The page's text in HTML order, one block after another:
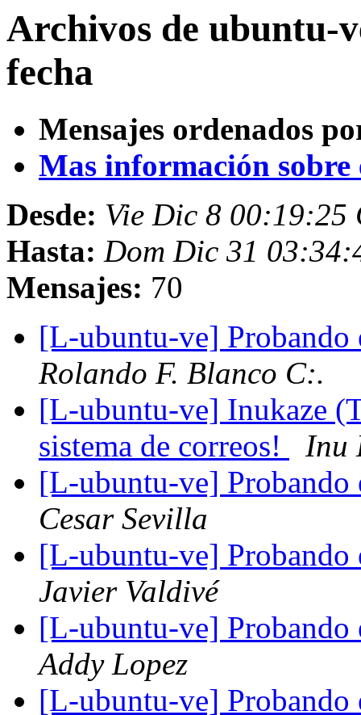
Archivos de ubuntu-
fecha
Mensajes ordenados
Mas información sobre
Desde: Vie Dic 8 00:19:25
Hasta: Dom Dic 31
Mensajes: 70
[L-ubuntu-ve] Probando
Rolando F. Blanco C:.
[L-ubuntu-ve] Inukaze
sistema de correos!
Inu
[L-ubuntu-ve] Probando
Cesar Sevilla
[L-ubuntu-ve] Probando
Javier Valdivé
[L-ubuntu-ve] Probando
Addy Lopez
[L-ubuntu-ve] Probando